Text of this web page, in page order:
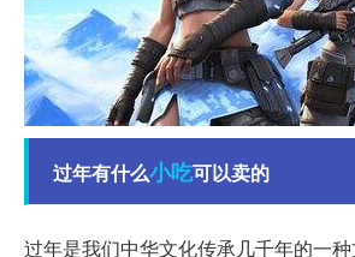
过年有什么小吃可以卖的
过年是我们中华文化传承几千年的一